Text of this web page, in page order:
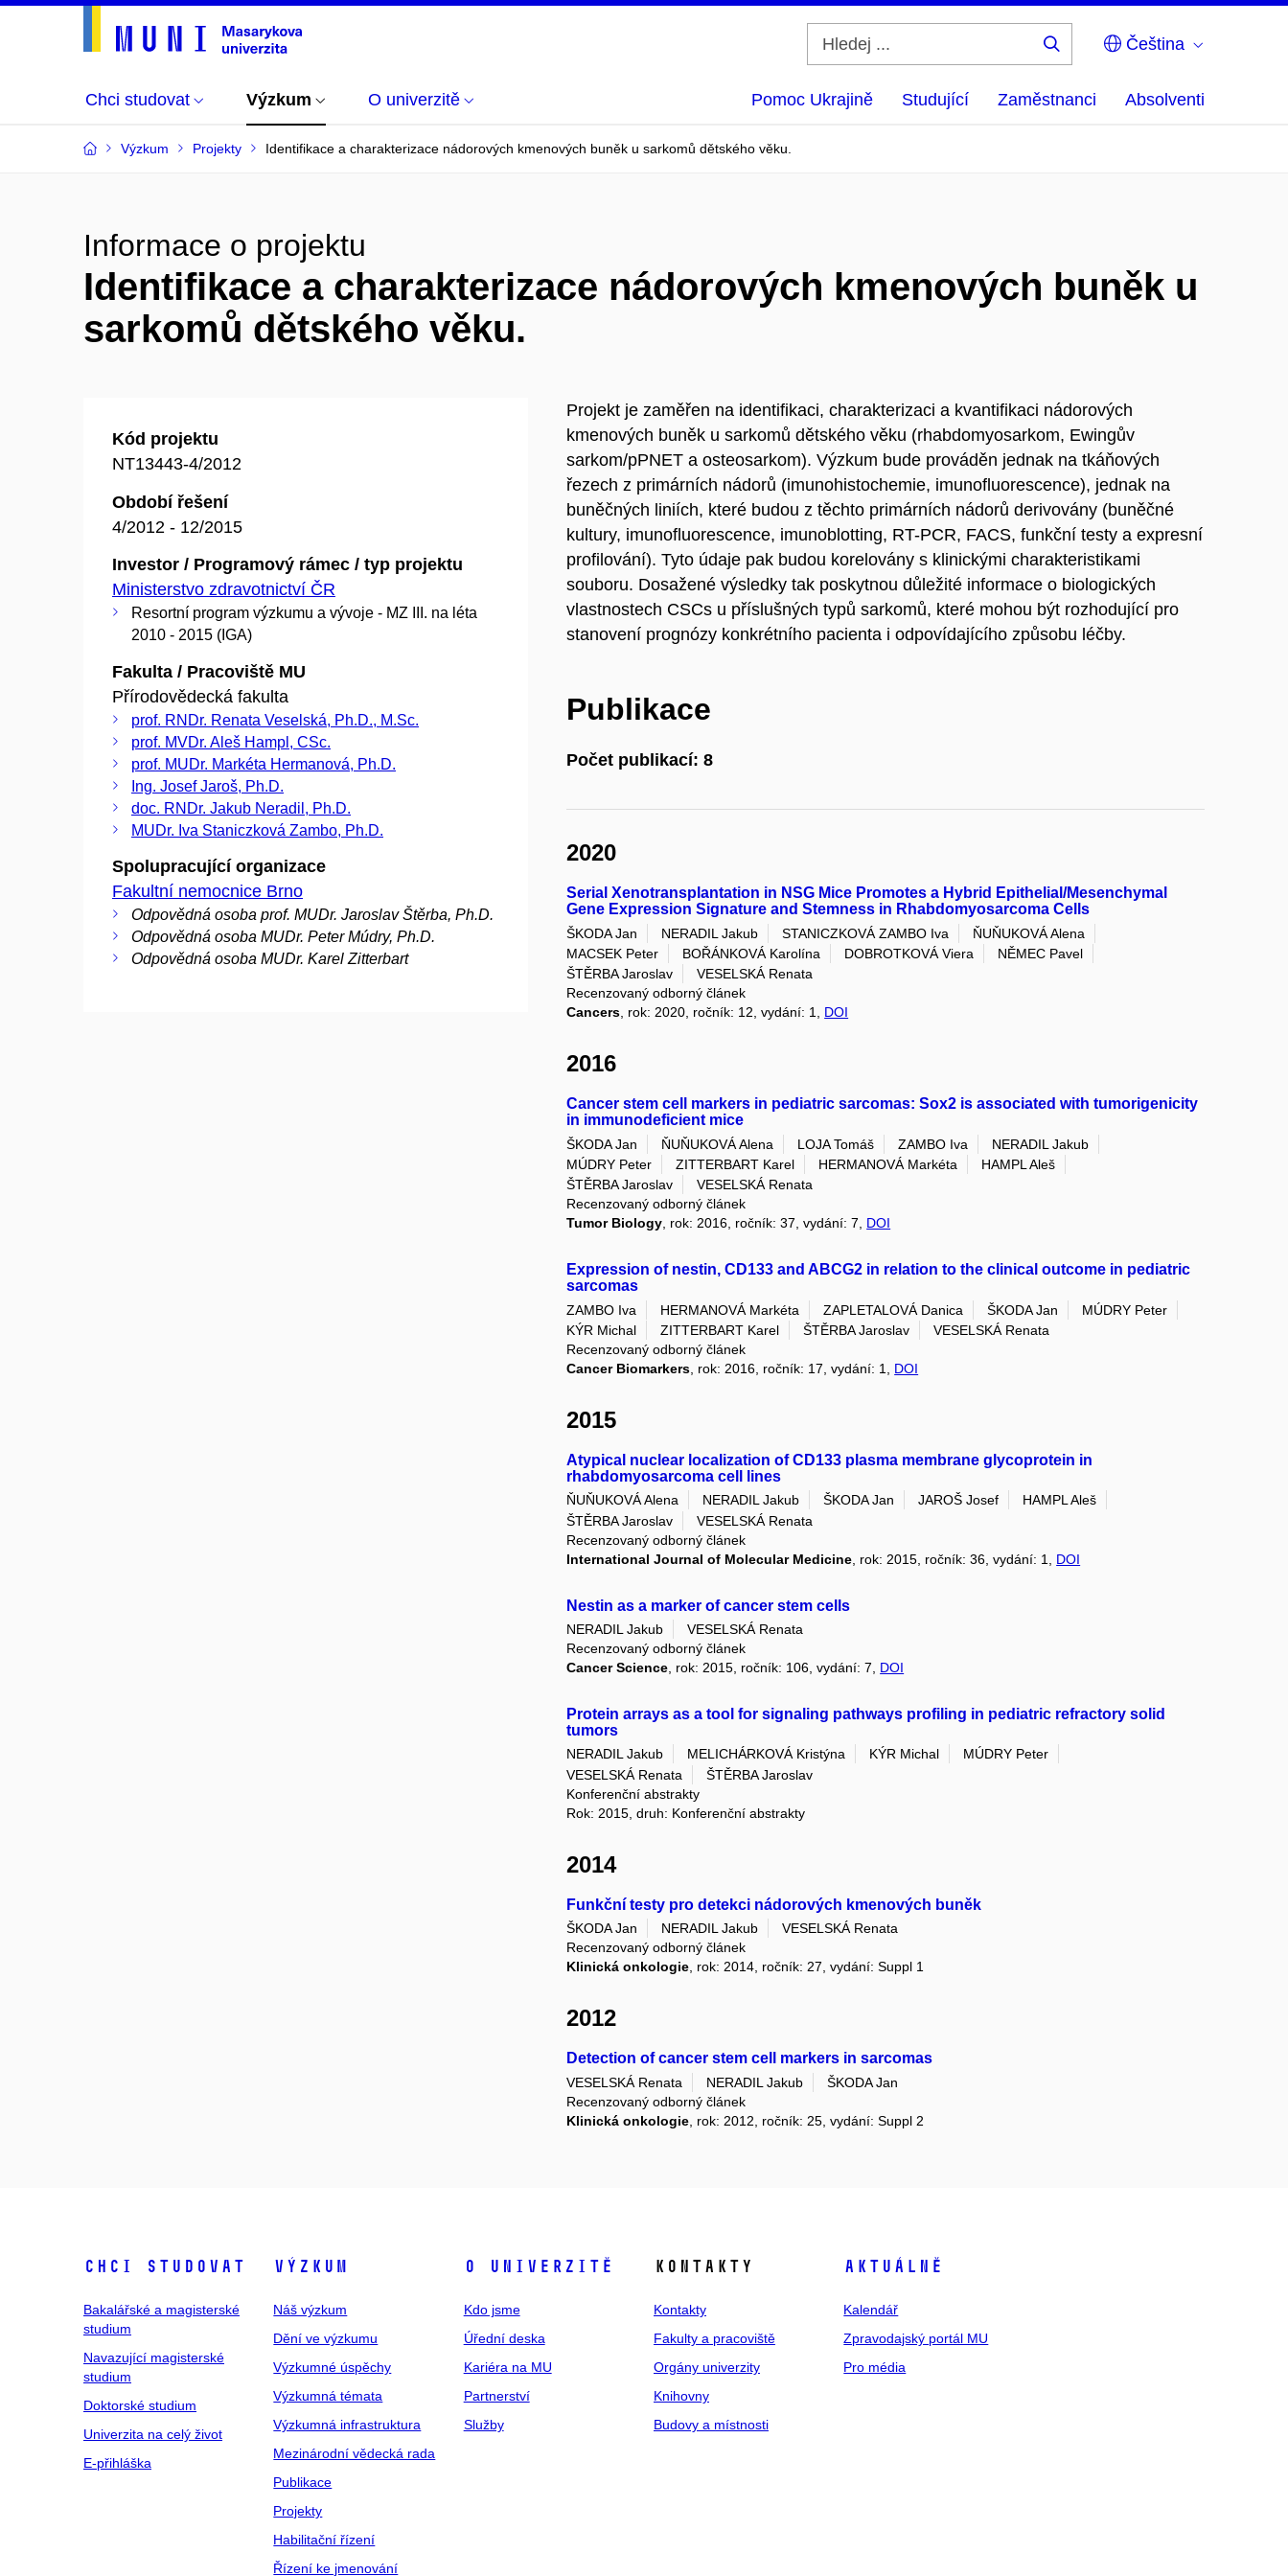
Čeština
Chci studovat Výzkum O univerzitě Pomoc Ukrajině Studující Zaměstnanci Absolventi
Výzkum Projekty Identifikace a charakterizace nádorových kmenových buněk u sarkomů dětského věku.
Informace o projektu
Identifikace a charakterizace nádorových kmenových buněk u
sarkomů dětského věku.
Kód projektu
NT13443-4/2012
Období řešení
4/2012 - 12/2015
Investor / Programový rámec / typ projektu
Ministerstvo zdravotnictví ČR
Resortní program výzkumu a vývoje - MZ III. na léta
2010 - 2015 (IGA)
Fakulta / Pracoviště MU
Přírodovědecká fakulta
prof. RNDr. Renata Veselská, Ph.D., M.Sc.
prof. MVDr. Aleš Hampl, CSc.
prof. MUDr. Markéta Hermanová, Ph.D.
Ing. Josef Jaroš, Ph.D.
doc. RNDr. Jakub Neradil, Ph.D.
MUDr. Iva Staniczková Zambo, Ph.D.
Spolupracující organizace
Fakultní nemocnice Brno
Odpovědná osoba prof. MUDr. Jaroslav Štěrba, Ph.D.
Odpovědná osoba MUDr. Peter Múdry, Ph.D.
Odpovědná osoba MUDr. Karel Zitterbart
Projekt je zaměřen na identifikaci, charakterizaci a kvantifikaci nádorových
kmenových buněk u sarkomů dětského věku (rhabdomyosarkom, Ewingův
sarkom/pPNET a osteosarkom). Výzkum bude prováděn jednak na tkáňových
řezech z primárních nádorů (imunohistochemie, imunofluorescence), jednak na
buněčných liniích, které budou z těchto primárních nádorů derivovány (buněčné
kultury, imunofluorescence, imunoblotting, RT-PCR, FACS, funkční testy a expresní
profilování). Tyto údaje pak budou korelovány s klinickými charakteristikami
souboru. Dosažené výsledky tak poskytnou důležité informace o biologických
vlastnostech CSCs u příslušných typů sarkomů, které mohou být rozhodující pro
stanovení prognózy konkrétního pacienta i odpovídajícího způsobu léčby.
Publikace
Počet publikací: 8
2020
Serial Xenotransplantation in NSG Mice Promotes a Hybrid Epithelial/Mesenchymal
Gene Expression Signature and Stemness in Rhabdomyosarcoma Cells
ŠKODA Jan NERADIL Jakub STANICZKOVÁ ZAMBO Iva
ŇUŇUKOVÁ Alena
MACSEK Peter
BOŘÁNKOVÁ Karolína DOBROTKOVÁ Viera
NĚMEC Pavel
ŠTĚRBA Jaroslav
VESELSKÁ Renata
Recenzovaný odborný článek
Cancers, rok: 2020, ročník: 12, vydání: 1, DOI
2016
Cancer stem cell markers in pediatric sarcomas: Sox2 is associated with tumorigenicity
in immunodeficient mice
ŠKODA Jan ŇUŇUKOVÁ Alena LOJA Tomáš ZAMBO Iva
NERADIL Jakub
MÚDRY Peter
ZITTERBART Karel HERMANOVÁ Markéta
HAMPL Aleš
ŠTĚRBA Jaroslav
VESELSKÁ Renata
Recenzovaný odborný článek
Tumor Biology, rok: 2016, ročník: 37, vydání: 7, DOI
Expression of nestin, CD133 and ABCG2 in relation to the clinical outcome in pediatric
sarcomas
ZAMBO Iva HERMANOVÁ Markéta ZAPLETALOVÁ Danica ŠKODA Jan
MÚDRY Peter
KÝR Michal
ZITTERBART Karel ŠTĚRBA Jaroslav
VESELSKÁ Renata
Recenzovaný odborný článek
Cancer Biomarkers , rok: 2016, ročník: 17, vydání: 1, DOI
2015
Atypical nuclear localization of CD133 plasma membrane glycoprotein in
rhabdomyosarcoma cell lines
ŇUŇUKOVÁ Alena NERADIL Jakub ŠKODA Jan JAROŠ Josef
HAMPL Aleš
ŠTĚRBA Jaroslav
VESELSKÁ Renata
Recenzovaný odborný článek
International Journal of Molecular Medicine , rok: 2015, ročník: 36, vydání: 1, DOI
Nestin as a marker of cancer stem cells
NERADIL Jakub
VESELSKÁ Renata
Recenzovaný odborný článek
Cancer Science , rok: 2015, ročník: 106, vydání: 7, DOI
Protein arrays as a tool for signaling pathways profiling in pediatric refractory solid
tumors
NERADIL Jakub MELICHÁRKOVÁ Kristýna KÝR Michal
MÚDRY Peter
VESELSKÁ Renata
ŠTĚRBA Jaroslav
Konferenční abstrakty
Rok: 2015, druh: Konferenční abstrakty
2014
Funkční testy pro detekci nádorových kmenových buněk
ŠKODA Jan NERADIL Jakub
VESELSKÁ Renata
Recenzovaný odborný článek
Klinická onkologie , rok: 2014, ročník: 27, vydání: Suppl 1
2012
Detection of cancer stem cell markers in sarcomas
VESELSKÁ Renata NERADIL Jakub
ŠKODA Jan
Recenzovaný odborný článek
Klinická onkologie , rok: 2012, ročník: 25, vydání: Suppl 2
Chci studovat
Bakalářské a magisterské
studium
Navazující magisterské
studium
Doktorské studium
Univerzita na celý život
E-přihláška
Výzkum
Náš výzkum
Dění ve výzkumu
Výzkumné úspěchy
Výzkumná témata
Výzkumná infrastruktura
Mezinárodní vědecká rada
Publikace
Projekty
Habilitační řízení
Řízení ke jmenování
O univerzitě
Kdo jsme
Úřední deska
Kariéra na MU
Partnerství
Služby
Kontakty
Kontakty
Fakulty a pracoviště
Orgány univerzity
Knihovny
Budovy a místnosti
Aktuálně
Kalendář
Zpravodajský portál MU
Pro média